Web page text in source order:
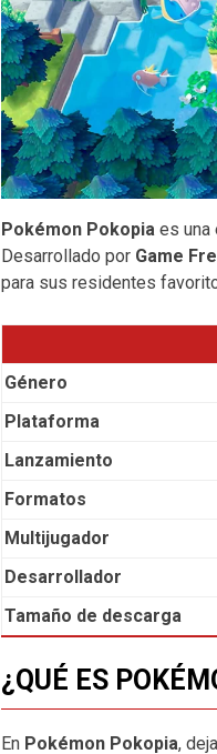
Pokémon Pokopia es una
Desarrollado por Game
para sus residentes
Género
Plataforma
Lanzamiento
Formatos
Multijugador
Desarrollador
Tamaño de descarga
¿QUÉ ES
En Pokémon Pokopia,